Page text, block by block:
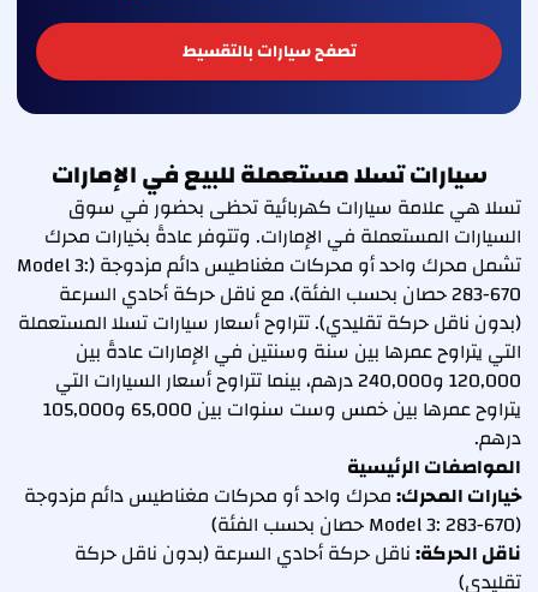
تصفح سيارات بالتقسيط
سيارات تسلا مستعملة للبيع في الإمارات
تسلا هي علامة سيارات كهربائية تحظى بحضور في سوق
السيارات المستعملة في الإمارات. وتتوفر عادةً بخيارات محرك
تشمل محرك واحد أو محركات مغناطيس دائم مزدوجة (Model 3:
283-670 حصان بحسب الفئة)، مع ناقل حركة أحادي السرعة
(بدون ناقل حركة تقليدي). تتراوح أسعار سيارات تسلا المستعملة
التي يتراوح عمرها بين سنة وسنتين في الإمارات عادةً بين
120,000 و240,000 درهم، بينما تتراوح أسعار السيارات التي
يتراوح عمرها بين خمس وست سنوات بين 65,000 و105,000
درهم.
المواصفات الرئيسية
خيارات المحرك:محرك واحد أو محركات مغناطيس دائم مزدوجة
(Model 3: 283-670 حصان بحسب الفئة)
ناقل الحركة:ناقل حركة أحادي السرعة (بدون ناقل حركة
تقليدي)